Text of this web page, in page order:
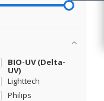
BIO-UV (Delta-
UV)
Lighttech
Philips